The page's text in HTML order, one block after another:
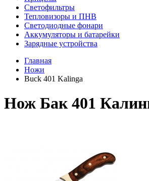
Светофильтры
Тепловизоры и ПНВ
Светодиодные фонари
Аккумуляторы и батарейки
Зарядные устройства
Главная
Ножи
Buck 401 Kalinga
Нож Бак 401